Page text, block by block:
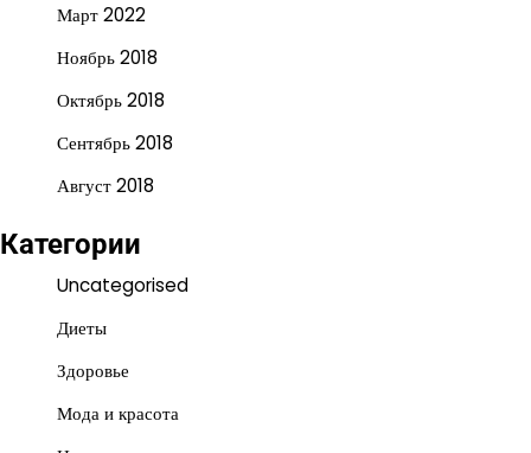
Март 2022
Ноябрь 2018
Октябрь 2018
Сентябрь 2018
Август 2018
Категории
Uncategorised
Диеты
Здоровье
Мода и красота